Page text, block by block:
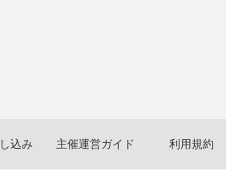
込み 主催運営ガイド 利用規約